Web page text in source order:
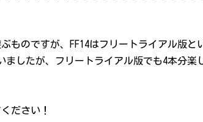
ものですが、FF14はフリートライアル版と
したが、フリートライアル版でも4本分楽
ださい！